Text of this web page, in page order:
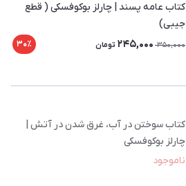
کتاب عامه پسند | چارلز بوکوفسکی ( قطع
جیبی)
350,000
245,000 تومان 30٪
کتاب سوختن در آب، غرق شدن در آتش |
چارلز بوکوفسکی
ناموجود